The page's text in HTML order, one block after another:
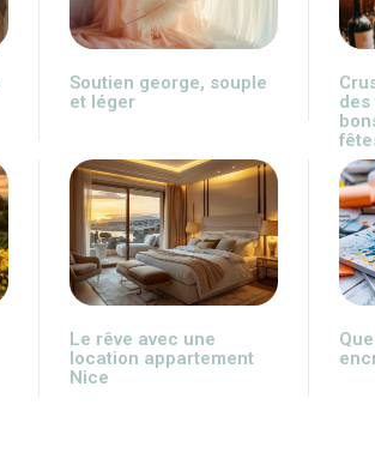
Soutien george, souple
et léger
des
Le rêve avec une
location appartement
Nice